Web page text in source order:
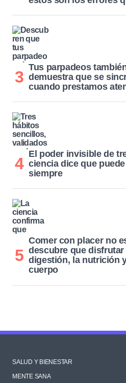
Tus parpadeos
demuestra que se
cuando prestamos
El poder invisible de
ciencia dice que
siempre
Comer con placer no
descubre que
digestión, la nutrición
cuerpo
SALUD Y BIENESTAR
MENTE SANA